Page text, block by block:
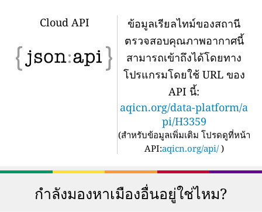
Cloud API
ข้อมูลเรียลไทม์ของสถานี
ตรวจสอบคุณภาพอากาศนี้
สามารถเข้าถึงได้โดยทาง
โปรแกรมโดยใช้ URL ของ
API นี้:
aqicn.org/data-platform/a
pi/H3359
(สำหรับข้อมูลเพิ่มเติม โปรดดูที่หน้า
API:aqicn.org/api/ )
กำลังมองหาเมืองอื่นอยู่ใช่ไหม?